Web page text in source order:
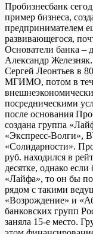
Пробизнесбанк
пример бизнеса,
предпринимателем
развивающегося,
Основатели банка –
Александр
Сергей Леонтьев в
МГИМО, потом в
посредническими
после основания
создана группа
«Экспресс-Волги»,
«Солидарности».
руб. находился в
десятке, однако
«Лайфа», то он бы
рядом с такими
«Возрождение» и
банковских групп
заняла 15-е место.